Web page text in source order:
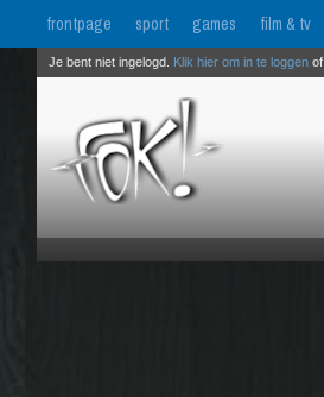
frontpage sport games film & tv
Je bent niet ingelogd. Klik hier om in te loggen of